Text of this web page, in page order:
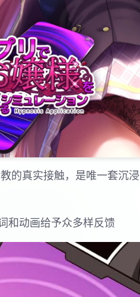
的真实接触，是唯一套沉
和动画给予众多样反馈